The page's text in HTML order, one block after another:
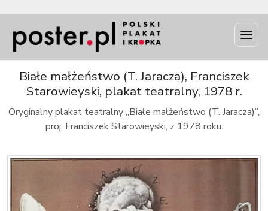
Białe małżeństwo (T. Jaracza), Franciszek
Starowieyski, plakat teatralny, 1978 r.
Oryginalny plakat teatralny „Białe małżeństwo (T. Jaracza)”,
proj. Franciszek Starowieyski, z 1978 roku.